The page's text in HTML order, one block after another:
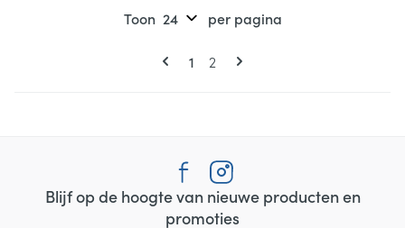
Pagina's
U lees momenteel pagina
1 Pagina
2
Toon per pagina
Blijf op de hoogte van nieuwe producten en
promoties